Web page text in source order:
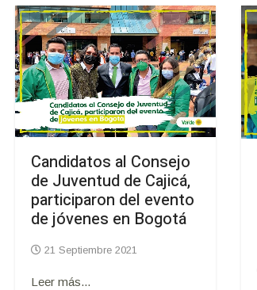
Candidatos al Consejo
de Juventud de Cajicá,
participaron del evento
de jóvenes en Bogotá
21 Septiembre 2021
Leer más...